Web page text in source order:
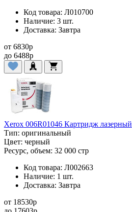
Код товара: Л010700
Наличие: 3 шт.
Доставка: Завтра
от 6830p
до 6488p
Xerox 006R01046 Картридж лазерный
Тип: оригинальный
Цвет: черный
Ресурс, объем: 32 000 стр
Код товара: Л002663
Наличие: 1 шт.
Доставка: Завтра
от 18530p